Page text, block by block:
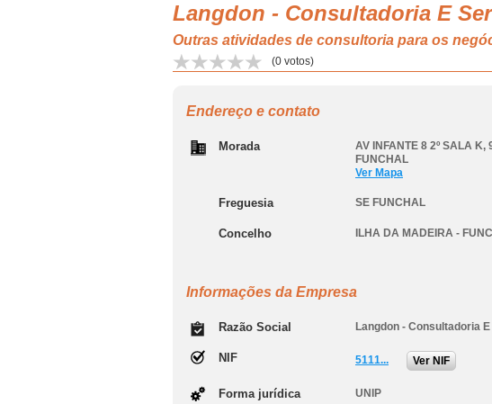
Langdon - Consultadoria E
Outras atividades de consultoria para os
(0 votos)
Endereço e contato
Morada AV INFANTE 8 2º SALA K,
FUNCHAL
Ver Mapa
Freguesia SE FUNCHAL
Concelho ILHA DA MADEIRA -
Informações da Empresa
Razão Social Langdon - Consultadoria
NIF 5111... Ver NIF
Forma jurídica UNIP